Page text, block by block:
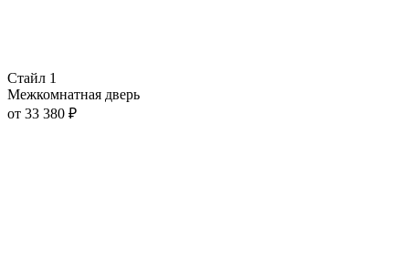
Стайл 1
Межкомнатная дверь
от 33 380 ₽